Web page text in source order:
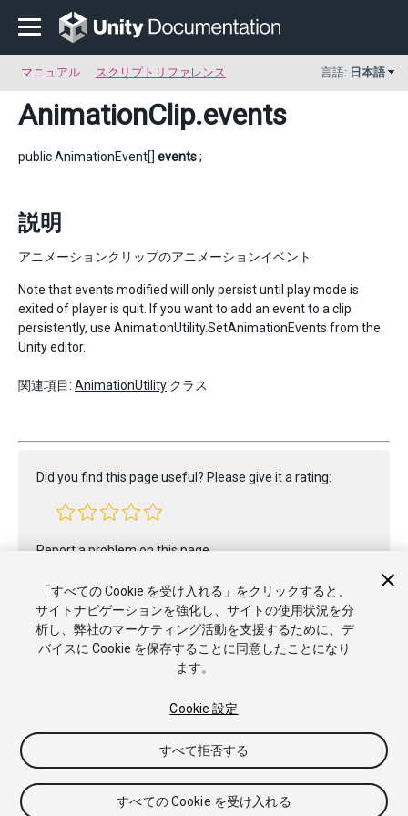
マニュアル スクリプトリファレンス 言語: 日本語
AnimationClip.events
public AnimationEvent[] events;
説明
アニメーションクリップのアニメーションイベント
Note that events modified will only persist until play mode is
exited of player is quit. If you want to add an event to a clip
persistently, use AnimationUtility.SetAnimationEvents from the
Unity editor.
関連項目: AnimationUtility クラス
Did you find this page useful? Please give it a rating:
Report a problem on this page
ナレッジベース
クッキー
私の個人情報を販売または共有しない
Cookie 優先設定
「すべての Cookie を受け入れる」をクリックすると、
サイトナビゲーションを強化し、サイトの使用状況を分
析し、弊社のマーケティング活動を支援するために、デ
バイスに Cookie を保存することに同意したことになり
ます。
Cookie 設定
すべて拒否する
すべての Cookie を受け入れる